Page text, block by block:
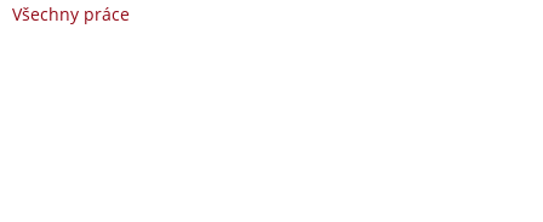
Všechny práce